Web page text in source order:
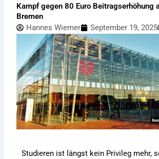
Kampf gegen 80 Euro Beitragserhöhung
Bremen
Hannes Wiemer
September 19, 2025
Studieren ist längst kein Privileg mehr,